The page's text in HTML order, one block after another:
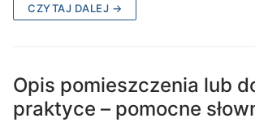
CZYTAJ DALEJ →
Opis pomieszczenia lub
praktyce – pomocne